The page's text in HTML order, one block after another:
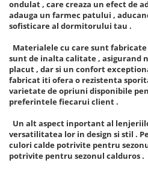
ondulat , care creaza un efect de
adauga un farmec patului ,
sofisticare al dormitorului tau .
Materialele cu care sunt
sunt de inalta calitate , asigurand
placut , dar si un confort
fabricat iti ofera o rezistenta
varietate de opriuni disponibile
preferintele fiecarui client .
Un alt aspect inportant al
versatilitatea lor in design si stil .
culori calde potrivite pentru
potrivite pentru sezonul calduros .